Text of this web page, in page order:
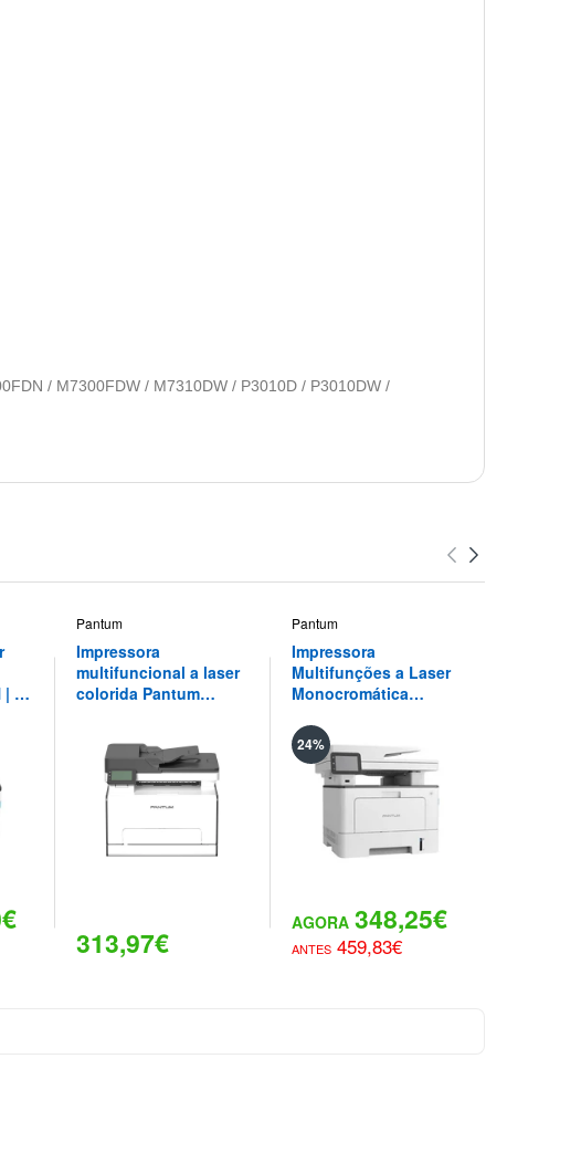
/ M7300FDW / M7310DW / P3010D / P3010DW /
40
Pantum
Impressora
multifuncional a laser
colorida Pantum
313,97€
Pantum
Impressora
Multifunções a Laser
Monocromática
40 ppm - WiFi - Duplex
Automatico - Fax
24%
348,25€
459,83€